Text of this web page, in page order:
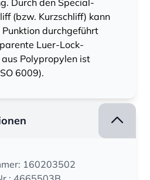
Durch den Special-
(bzw. Kurzschliff) kann
durchgeführt
Luer-Lock-
Polypropylen ist
6009).
160203502